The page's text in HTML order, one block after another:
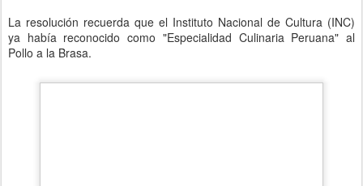
La resolución recuerda que el Instituto Nacional de Cultura (INC)
ya había reconocido como "Especialidad Culinaria Peruana" al
Pollo a la Brasa.